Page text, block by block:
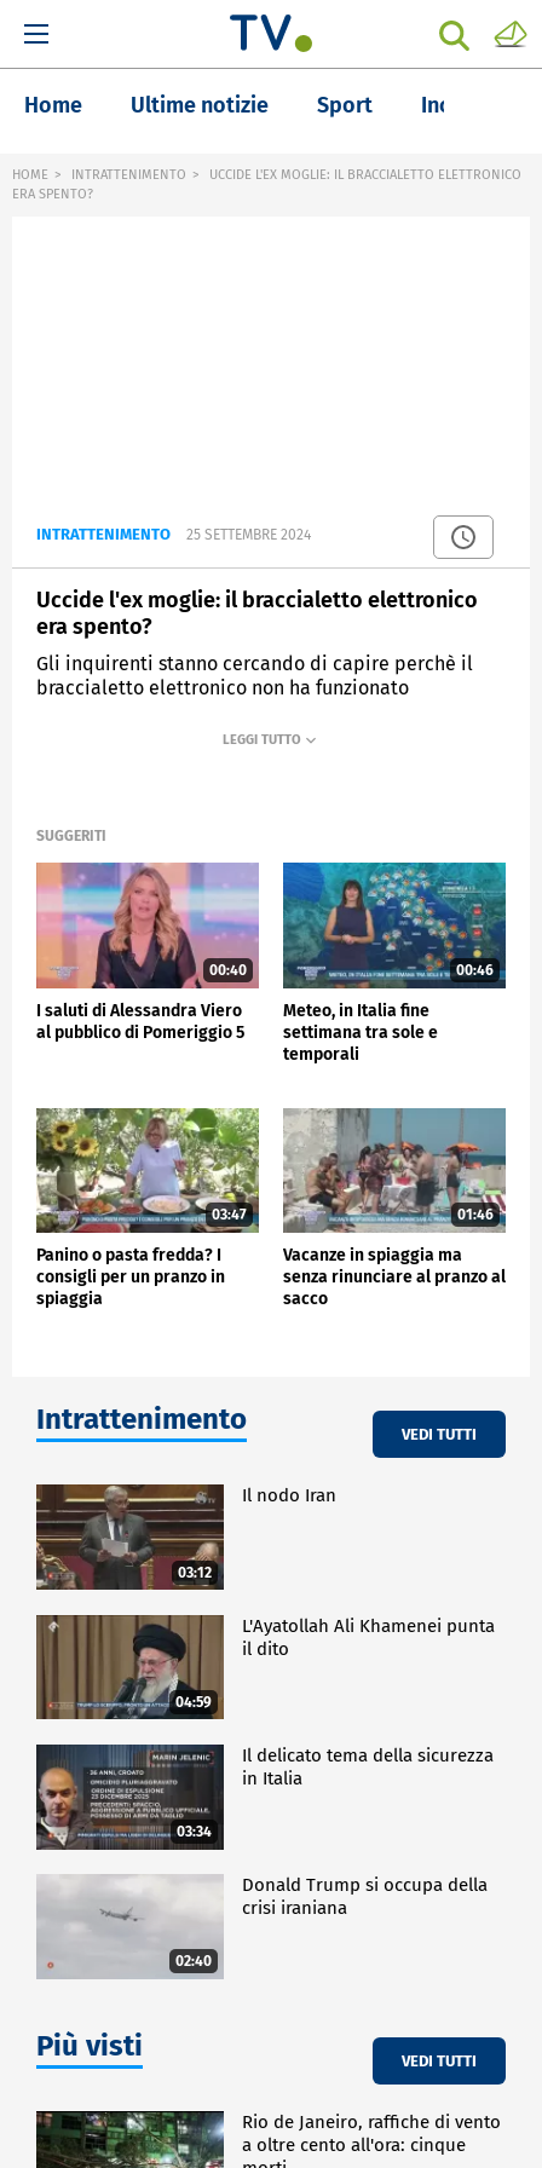
Home Ultime notizie Sport Inchieste
HOME INTRATTENIMENTO
UCCIDE L'EX MOGLIE: IL BRACCIALETTO ELETTRONICO
ERA SPENTO?
INTRATTENIMENTO 25 SETTEMBRE 2024
Uccide l'ex moglie: il braccialetto elettronico
era spento?
Gli inquirenti stanno cercando di capire perchè il
braccialetto elettronico non ha funzionato
POMERIGGIO CINQUE
SUGGERITI
00:40
I saluti di Alessandra Viero
al pubblico di Pomeriggio 5
00:46
Meteo, in Italia fine
settimana tra sole e
temporali
03:47
Panino o pasta fredda? I
consigli per un pranzo in
spiaggia
01:46
Vacanze in spiaggia ma
senza rinunciare al pranzo al
sacco
Intrattenimento VEDI TUTTI
03:12
Il nodo Iran
04:59
L'Ayatollah Ali Khamenei punta
il dito
03:34
Il delicato tema della sicurezza
in Italia
02:40
Donald Trump si occupa della
crisi iraniana
Più visti VEDI TUTTI
Rio de Janeiro, raffiche di vento
a oltre cento all'ora: cinque